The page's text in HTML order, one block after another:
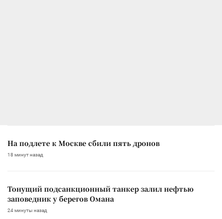
На подлете к Москве сбили пять дронов
18 минут назад
Тонущий подсанкционный танкер залил нефтью
заповедник у берегов Омана
24 минуты назад